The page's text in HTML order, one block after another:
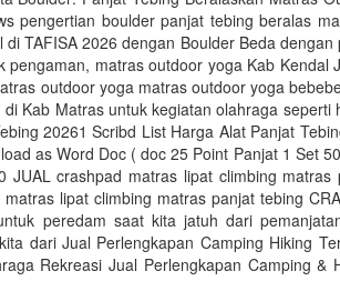
pengertian boulder panjat tebing beralas
TAFISA 2026 dengan Boulder Beda dengan
matras outdoor yoga Kab Kendal
outdoor yoga matras outdoor yoga
Kab Matras untuk kegiatan olahraga seperti
20261 Scribd List Harga Alat Panjat
as Word Doc ( doc 25 Point Panjat 1 Set
crashpad matras lipat climbing matras
lipat climbing matras panjat tebing
peredam saat kita jatuh dari
dari Jual Perlengkapan Camping Hiking
Rekreasi Jual Perlengkapan Camping &